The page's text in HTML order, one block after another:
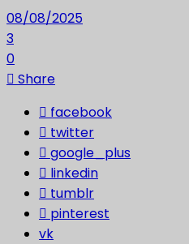
08/08/2025
3
0
Share
facebook
twitter
google_plus
linkedin
tumblr
pinterest
vk